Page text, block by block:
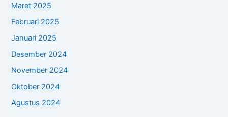
Maret 2025
Februari 2025
Januari 2025
Desember 2024
November 2024
Oktober 2024
Agustus 2024